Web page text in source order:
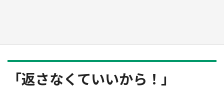
「返さなくていいから！」